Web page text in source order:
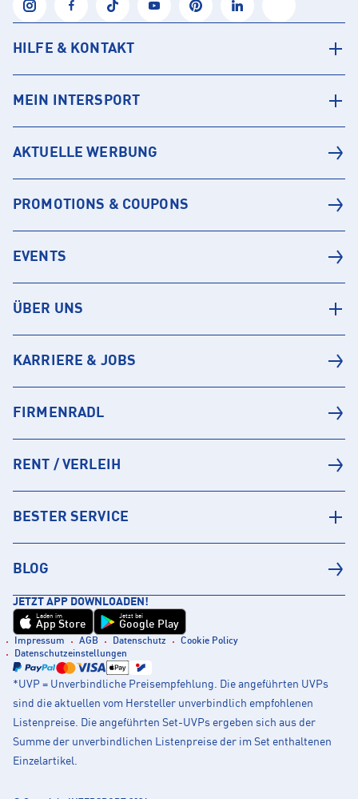
HILFE & KONTAKT
MEIN INTERSPORT
AKTUELLE WERBUNG
PROMOTIONS & COUPONS
EVENTS
ÜBER UNS
KARRIERE & JOBS
FIRMENRADL
RENT / VERLEIH
BESTER SERVICE
BLOG
JETZT APP DOWNLOADEN!
Laden im
App Store
Jetzt bei
Google Play
Impressum AGB Datenschutz
Cookie Policy
Datenschutzeinstellungen
*UVP = Unverbindliche Preisempfehlung. Die angeführten UVPs
sind die aktuellen vom Hersteller unverbindlich empfohlenen
Listenpreise. Die angeführten Set-UVPs ergeben sich aus der
Summe der unverbindlichen Listenpreise der im Set enthaltenen
Einzelartikel.